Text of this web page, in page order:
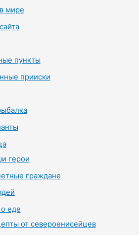
мире
пункты
прииски
герои
граждане
еде
от североенисейцев